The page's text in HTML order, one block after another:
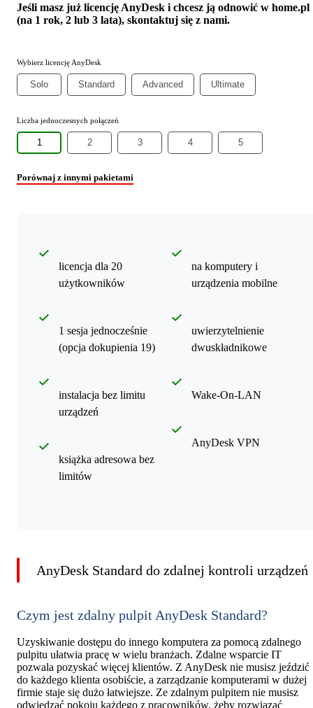
Jeśli masz już licencję AnyDesk i chcesz ją odnowić w home.pl
(na 1 rok, 2 lub 3 lata), skontaktuj się z nami.
Wybierz licencję AnyDesk
Solo Standard Advanced Ultimate
Liczba jednoczesnych połączeń
1 2 3 4 5
Porównaj z innymi pakietami
licencja dla 20
użytkowników
1 sesja jednocześnie
(opcja dokupienia 19)
instalacja bez limitu
urządzeń
książka adresowa bez
limitów
na komputery i
urządzenia mobilne
uwierzytelnienie
dwuskładnikowe
Wake-On-LAN
AnyDesk VPN
AnyDesk Standard do zdalnej kontroli urządzeń
Czym jest zdalny pulpit AnyDesk Standard?
Uzyskiwanie dostępu do innego komputera za pomocą zdalnego
pulpitu ułatwia pracę w wielu branżach. Zdalne wsparcie IT
pozwala pozyskać więcej klientów. Z AnyDesk nie musisz jeździć
do każdego klienta osobiście, a zarządzanie komputerami w dużej
firmie staje się dużo łatwiejsze. Ze zdalnym pulpitem nie musisz
odwiedzać pokoju każdego z pracowników, żeby rozwiązać